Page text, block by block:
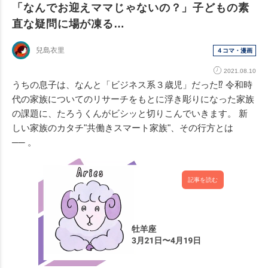
「なんでお迎えママじゃないの？」子どもの素
直な疑問に場が凍る…
兒島衣里 ４コマ・漫画
2021.08.10
うちの息子は、なんと「ビジネス系３歳児」だった⁉︎ 令和時
代の家族についてのリサーチをもとに浮き彫りになった家族
の課題に、たろうくんがビシッと切りこんでいきます。 新
しい家族のカタチ"共働きスマート家族"、その行方とは
── 。
記事を読む